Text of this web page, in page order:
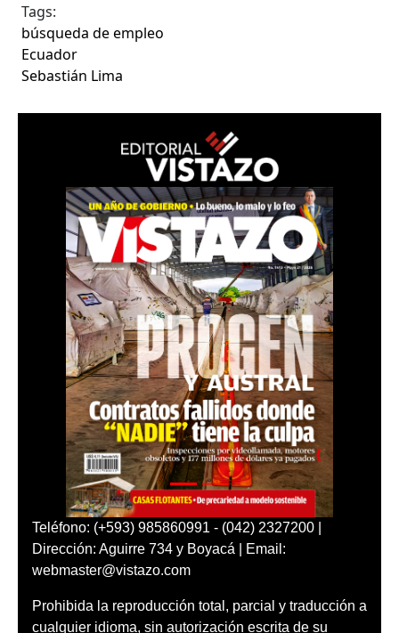
Tags:
búsqueda de empleo
Ecuador
Sebastián Lima
Teléfono: (+593) 985860991 - (042) 2327200 |
Dirección: Aguirre 734 y Boyacá | Email:
webmaster@vistazo.com
Prohibida la reproducción total, parcial y traducción a
cualquier idioma, sin autorización escrita de su